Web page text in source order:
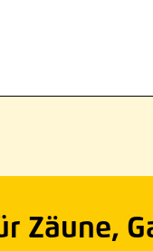
Zäune,